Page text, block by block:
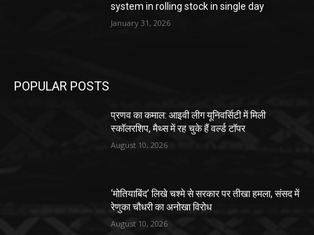
system in rolling stock in single day
January 31, 2026
POPULAR POSTS
प्रणव का कमाल: आइवी लीग यूनिवर्सिटी में मिली
स्कॉलरशिप, मैथ्स में रह चुके हैं वर्ल्ड टॉपर
August 10, 2026
‘मोतियाबिंद’ लिखे चश्मे से सरकार पर तीखा हमला, संसद में
रेणुका चौधरी का अनोखा विरोध
August 10, 2026